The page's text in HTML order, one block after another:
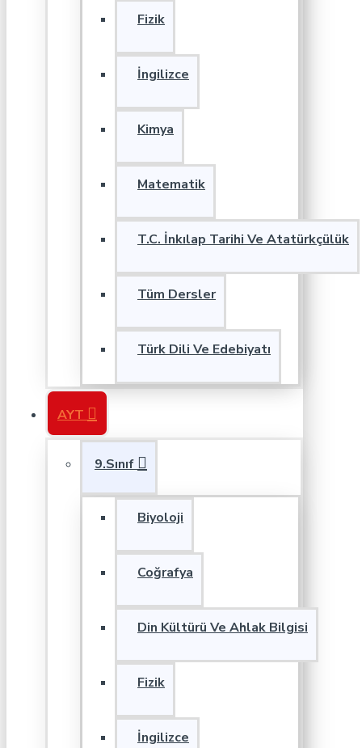
Fizik
İngilizce
Kimya
Matematik
T.C. İnkılap Tarihi Ve Atatürkçülük
Tüm Dersler
Türk Dili Ve Edebiyatı
AYT
9.Sınıf
Biyoloji
Coğrafya
Din Kültürü Ve Ahlak Bilgisi
Fizik
İngilizce